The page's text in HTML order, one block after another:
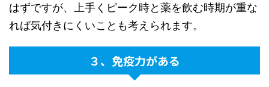
はずですが、上手くピーク時と薬を飲む時期が重な
れば気付きにくいことも考えられます。
３、免疫力がある